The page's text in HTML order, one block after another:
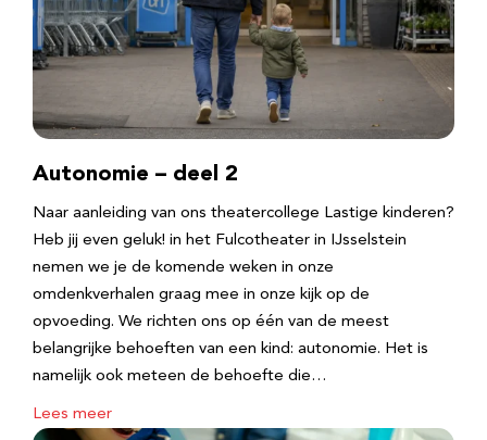
Autonomie – deel 2
Naar aanleiding van ons theatercollege Lastige kinderen?
Heb jij even geluk! in het Fulcotheater in IJsselstein
nemen we je de komende weken in onze
omdenkverhalen graag mee in onze kijk op de
opvoeding. We richten ons op één van de meest
belangrijke behoeften van een kind: autonomie. Het is
namelijk ook meteen de behoefte die…
Lees meer